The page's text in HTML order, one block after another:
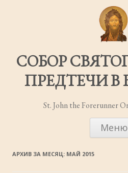
СОБОР
ПРЕДТЕЧИ В
St. John the Forerunner
Меню
АРХИВ ЗА МЕСЯЦ: МАЙ 2015